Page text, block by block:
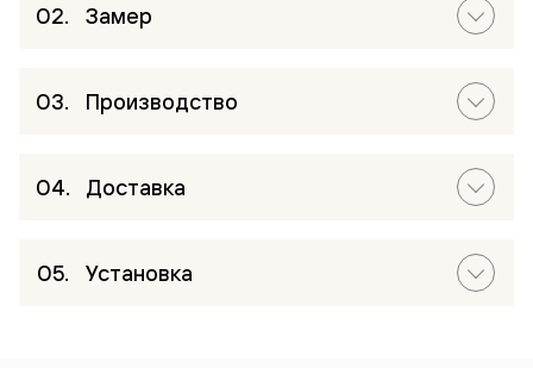
Замер
Производство
Доставка
Установка